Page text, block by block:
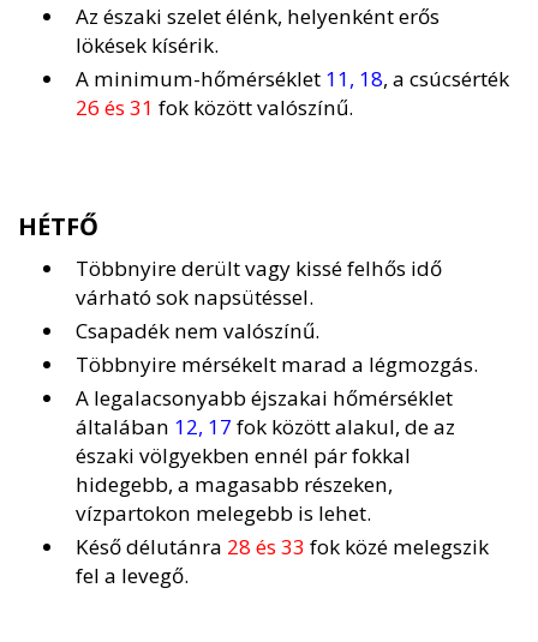
Az északi szelet élénk, helyenként erős
lökések kísérik.
A minimum-hőmérséklet 11, 18, a csúcsérték
26 és 31 fok között valószínű.
HÉTFŐ
Többnyire derült vagy kissé felhős idő
várható sok napsütéssel.
Csapadék nem valószínű.
Többnyire mérsékelt marad a légmozgás.
A legalacsonyabb éjszakai hőmérséklet
általában 12, 17 fok között alakul, de az
északi völgyekben ennél pár fokkal
hidegebb, a magasabb részeken,
vízpartokon melegebb is lehet.
Késő délutánra 28 és 33 fok közé melegszik
fel a levegő.